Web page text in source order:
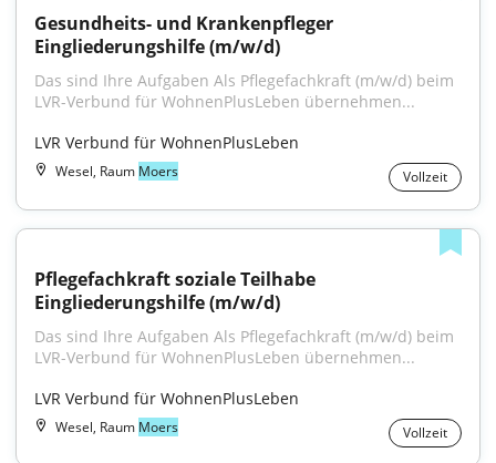
Gesundheits- und Krankenpfleger
Eingliederungshilfe (m/w/d)
Das sind Ihre Aufgaben Als Pflegefachkraft (m/w/d) beim
LVR-Verbund für WohnenPlusLeben übernehmen...
LVR Verbund für WohnenPlusLeben
Wesel, Raum Moers Vollzeit
Pflegefachkraft soziale Teilhabe
Eingliederungshilfe (m/w/d)
Das sind Ihre Aufgaben Als Pflegefachkraft (m/w/d) beim
LVR-Verbund für WohnenPlusLeben übernehmen...
LVR Verbund für WohnenPlusLeben
Wesel, Raum Moers Vollzeit